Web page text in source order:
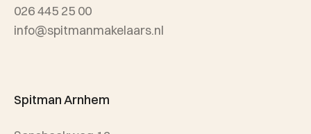
026 445 25 00
info@spitmanmakelaars.nl
Spitman Arnhem